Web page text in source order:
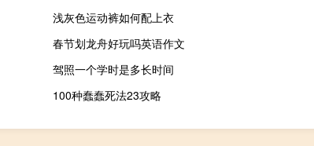
浅灰色运动裤如何配上衣
春节划龙舟好玩吗英语作文
驾照一个学时是多长时间
100种蠢蠢死法23攻略